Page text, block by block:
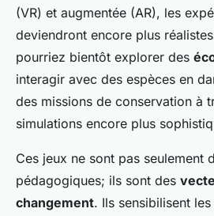
(VR) et augmentée (AR), les
deviendront encore plus
pourriez bientôt explorer des
interagir avec des espèces en
des missions de conservation à
simulations encore plus
Ces jeux ne sont pas seulement
pédagogiques; ils sont des
changement. Ils sensibilisent